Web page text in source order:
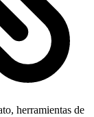
herramientas de